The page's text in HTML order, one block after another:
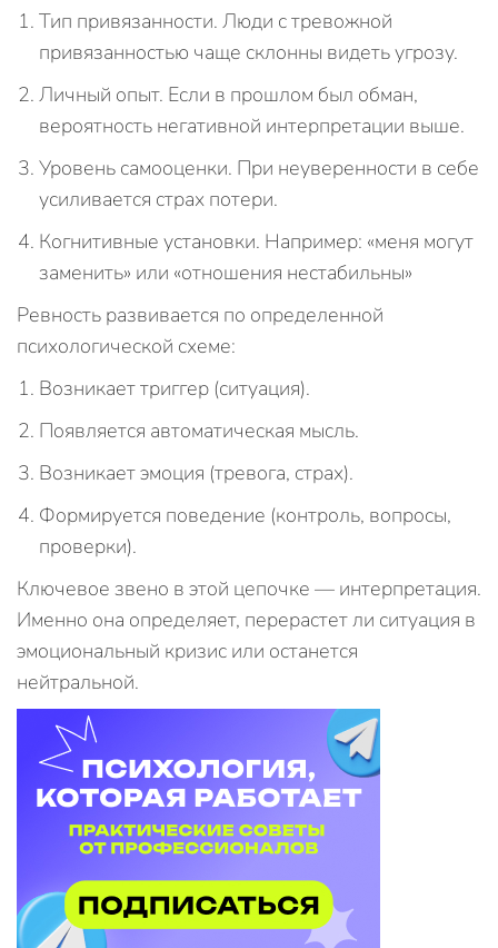
Тип привязанности. Люди с тревожной
привязанностью чаще склонны видеть угрозу.
Личный опыт. Если в прошлом был обман,
вероятность негативной интерпретации выше.
Уровень самооценки. При неуверенности в себе
усиливается страх потери.
Когнитивные установки. Например: «меня могут
заменить» или «отношения нестабильны»
Ревность развивается по определенной
психологической схеме:
Возникает триггер (ситуация).
Появляется автоматическая мысль.
Возникает эмоция (тревога, страх).
Формируется поведение (контроль, вопросы,
проверки).
Ключевое звено в этой цепочке — интерпретация.
Именно она определяет, перерастет ли ситуация в
эмоциональный кризис или останется
нейтральной.